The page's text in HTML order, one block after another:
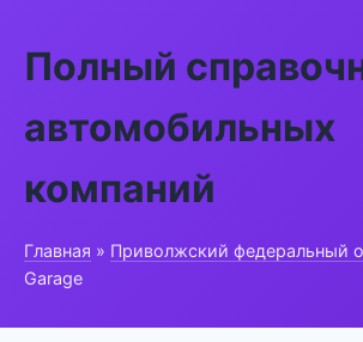
Полный
автомобильных
компаний
Главная » Приволжский федеральный
Garage